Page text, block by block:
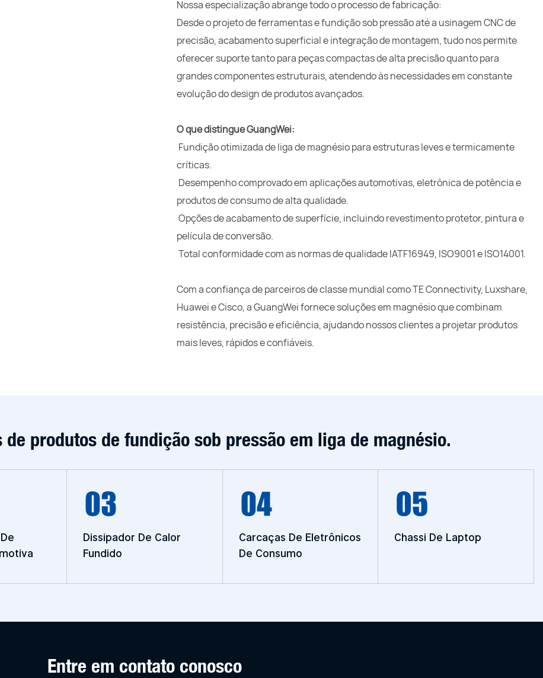
Nossa especialização abrange todo o processo de fabricação:
Desde o projeto de ferramentas e fundição sob pressão até a usinagem CNC de
precisão, acabamento superficial e integração de montagem, tudo nos permite
oferecer suporte tanto para peças compactas de alta precisão quanto para
grandes componentes estruturais, atendendo às necessidades em constante
evolução do design de produtos avançados.
O que distingue GuangWei:
Fundição otimizada de liga de magnésio para estruturas leves e termicamente
críticas.
Desempenho comprovado em aplicações automotivas, eletrônica de potência e
produtos de consumo de alta qualidade.
Opções de acabamento de superfície, incluindo revestimento protetor, pintura e
película de conversão.
Total conformidade com as normas de qualidade IATF16949, ISO9001 e ISO14001.
Com a confiança de parceiros de classe mundial como TE Connectivity, Luxshare,
Huawei e Cisco, a GuangWei fornece soluções em magnésio que combinam
resistência, precisão e eficiência, ajudando nossos clientes a projetar produtos
mais leves, rápidos e confiáveis.
produtos de fundição sob pressão em liga de magnésio.
Dissipador De Calor
Fundido
Carcaças De Eletrônicos
De Consumo
Chassi De Laptop
Entre em contato conosco